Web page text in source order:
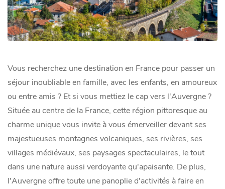
Vous recherchez une destination en France pour passer un
séjour inoubliable en famille, avec les enfants, en amoureux
ou entre amis ? Et si vous mettiez le cap vers l'Auvergne ?
Située au centre de la France, cette région pittoresque au
charme unique vous invite à vous émerveiller devant ses
majestueuses montagnes volcaniques, ses rivières, ses
villages médiévaux, ses paysages spectaculaires, le tout
dans une nature aussi verdoyante qu'apaisante. De plus,
l'Auvergne offre toute une panoplie d'activités à faire en